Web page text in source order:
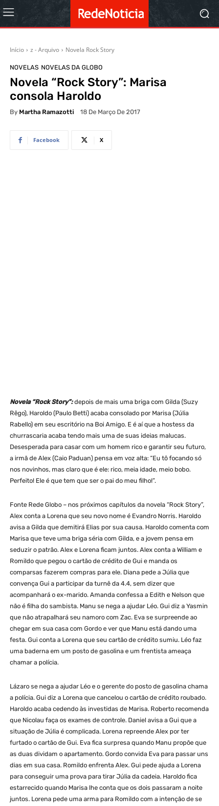
Início z - Arquivo Novela Rock Story
NOVELAS NOVELAS DA GLOBO
Novela “Rock Story”: Marisa
consola Haroldo
By Martha Ramazotti 18 De Março De 2017
Facebook X
Novela “Rock Story”:depois de mais uma briga com Gilda (Suzy
Rêgo), Haroldo (Paulo Betti) acaba consolado por Marisa (Júlia
Rabello) em seu escritório na Boi Amigo. E é aí que a hostess da
churrascaria acaba tendo mais uma de suas ideias malucas.
Desesperada para casar com um homem rico e garantir seu futuro,
a irmã de Alex (Caio Paduan) pensa em voz alta: “Eu tô focando só
nos novinhos, mas claro que é ele: rico, meia idade, meio bobo.
Perfeito! Ele é que tem que ser o pai do meu filho!”.
Fonte Rede Globo – nos próximos capítulos da novela “Rock Story”,
Alex conta a Lorena que seu novo nome é Evandro Norris. Haroldo
avisa a Gilda que demitirá Elias por sua causa. Haroldo comenta com
Marisa que teve uma briga séria com Gilda, e a jovem pensa em
seduzir o patrão. Alex e Lorena ficam juntos. Alex conta a William e
Romildo que pegou o cartão de crédito de Gui e manda os
comparsas fazerem compras para ele. Diana pede a Júlia que
convença Gui a participar da turnê da 4.4, sem dizer que
acompanhará o ex-marido. Amanda confessa a Edith e Nelson que
não é filha do sambista. Manu se nega a ajudar Léo. Gui diz a Yasmin
que não atrapalhará seu namoro com Zac. Eva se surpreende ao
chegar em sua casa com Gordo e ver que Manu está dando uma
festa. Gui conta a Lorena que seu cartão de crédito sumiu. Léo faz
uma baderna em um posto de gasolina e um frentista ameaça
chamar a polícia.
Lázaro se nega a ajudar Léo e o gerente do posto de gasolina chama
a polícia. Gui diz a Lorena que cancelou o cartão de crédito roubado.
Haroldo acaba cedendo às investidas de Marisa. Roberto recomenda
que Nicolau faça os exames de controle. Daniel avisa a Gui que a
situação de Júlia é complicada. Lorena repreende Alex por ter
furtado o cartão de Gui. Eva fica surpresa quando Manu propõe que
as duas dividam o apartamento. Gordo convida Eva para passar uns
dias em sua casa. Romildo enfrenta Alex. Gui pede ajuda a Lorena
para conseguir uma prova para tirar Júlia da cadeia. Haroldo fica
estarrecido quando Marisa lhe conta que os dois passaram a noite
juntos. Lorena pede uma arma para Romildo com a intenção de se